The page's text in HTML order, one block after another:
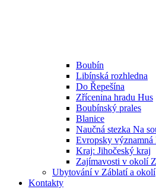
Boubín
Libínská rozhledna
Do Řepešína
Zřícenina hradu Hus
Boubínský prales
Blanice
Naučná stezka Na
Evropsky významná
Kraj: Jihočeský kraj
Zajímavosti v okolí
Ubytování v Záblatí a okolí
Kontakty